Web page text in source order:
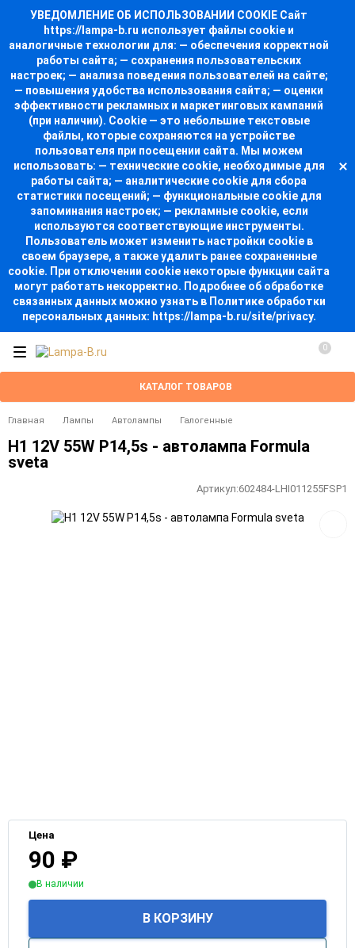
УВЕДОМЛЕНИЕ ОБ ИСПОЛЬЗОВАНИИ COOKIE Сайт
https://lampa-b.ru использует файлы cookie и
аналогичные технологии для: — обеспечения корректной
работы сайта; — сохранения пользовательских
настроек; — анализа поведения пользователей на сайте;
— повышения удобства использования сайта; — оценки
эффективности рекламных и маркетинговых кампаний
(при наличии). Cookie — это небольшие текстовые
файлы, которые сохраняются на устройстве
пользователя при посещении сайта. Мы можем
использовать: — технические cookie, необходимые для
работы сайта; — аналитические cookie для сбора
статистики посещений; — функциональные cookie для
запоминания настроек; — рекламные cookie, если
используются соответствующие инструменты.
Пользователь может изменить настройки cookie в
своем браузере, а также удалить ранее сохраненные
cookie. При отключении cookie некоторые функции сайта
могут работать некорректно. Подробнее об обработке
связанных данных можно узнать в Политике обработки
персональных данных: https://lampa-b.ru/site/privacy.
КАТАЛОГ ТОВАРОВ
0
Главная Лампы Автолампы Галогенные
H1 12V 55W P14,5s - автолампа Formula
sveta
Артикул:602484-LHI011255FSP1
Цена
90 ₽
В наличии
В КОРЗИНУ